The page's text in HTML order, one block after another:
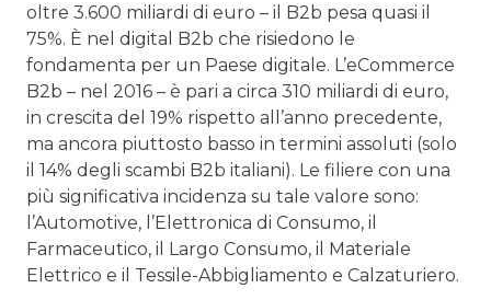
oltre 3.600 miliardi di euro – il B2b pesa quasi il
75%. È nel digital B2b che risiedono le
fondamenta per un Paese digitale. L’eCommerce
B2b – nel 2016 – è pari a circa 310 miliardi di euro,
in crescita del 19% rispetto all’anno precedente,
ma ancora piuttosto basso in termini assoluti (solo
il 14% degli scambi B2b italiani). Le filiere con una
più significativa incidenza su tale valore sono:
l’Automotive, l’Elettronica di Consumo, il
Farmaceutico, il Largo Consumo, il Materiale
Elettrico e il Tessile-Abbigliamento e Calzaturiero.